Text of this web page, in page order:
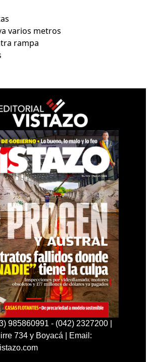
varios metros
rampa
985860991 - (042) 2327200 |
734 y Boyacá | Email: